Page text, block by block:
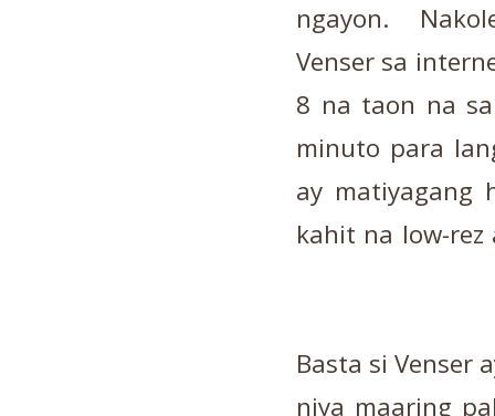
ngayon.
Venser sa
8 na taon na
minuto para
ay matiyagang
kahit na low-
Basta si Venser
niya maaring